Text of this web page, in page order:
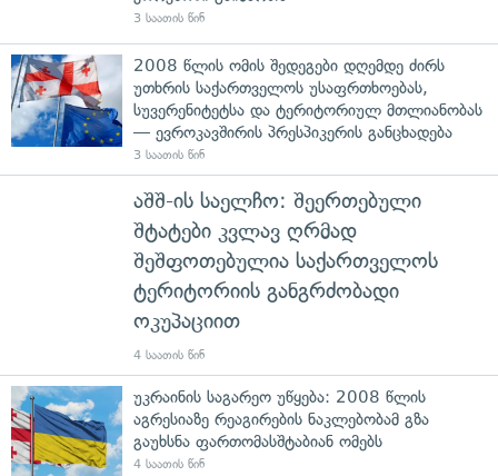
3 საათის წინ
2008 წლის ომის შედეგები დღემდე ძირს
უთხრის საქართველოს უსაფრთხოებას,
სუვერენიტეტსა და ტერიტორიულ მთლიანობას
— ევროკავშირის პრესპიკერის განცხადება
3 საათის წინ
აშშ-ის საელჩო: შეერთებული
შტატები კვლავ ღრმად
შეშფოთებულია საქართველოს
ტერიტორიის განგრძობადი
ოკუპაციით
4 საათის წინ
უკრაინის საგარეო უწყება: 2008 წლის
აგრესიაზე რეაგირების ნაკლებობამ გზა
გაუხსნა ფართომასშტაბიან ომებს
4 საათის წინ